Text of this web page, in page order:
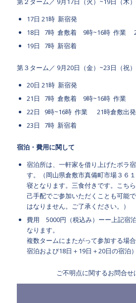
17日 21時 新宿発
18日 7時 倉敷着 9時~16時 作業
19日 7時 新宿着
第３ターム／ 9月20日（金）~23日（祝）
20日 21時 新宿発
21日 7時 倉敷着 9時~16時 作業
22日 9時~16時 作業 21時倉敷出発
23日 7時 新宿着
宿泊・費用に関して
宿泊所は、一軒家を借り上げたボラ
す。（岡山県倉敷市真備町市場３６
寝となります。三食付きです。こち
己手配でご参加いただくことも可能
はなりません。ご了承ください。）
費用 5000円（税込み）ーー上記宿
なります。
複数タームにまたがって参加する場
宿泊および18日＋19日＋20日の宿泊
ご不明点に関するお問合せ